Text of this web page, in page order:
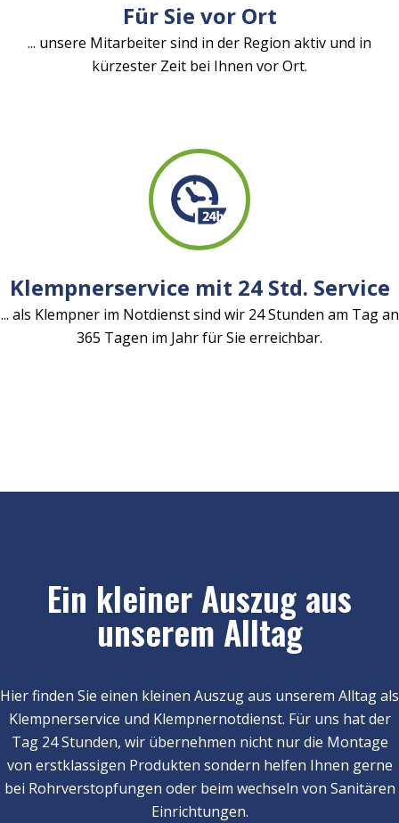
Für Sie vor Ort
... unsere Mitarbeiter sind in der Region aktiv und in
kürzester Zeit bei Ihnen vor Ort.
Klempnerservice mit 24 Std. Service
... als Klempner im Notdienst sind wir 24 Stunden am Tag an
365 Tagen im Jahr für Sie erreichbar.
Ein kleiner Auszug aus
unserem Alltag
Hier finden Sie einen kleinen Auszug aus unserem Alltag als
Klempnerservice und Klempnernotdienst. Für uns hat der
Tag 24 Stunden, wir übernehmen nicht nur die Montage
von erstklassigen Produkten sondern helfen Ihnen gerne
bei Rohrverstopfungen oder beim wechseln von Sanitären
Einrichtungen.